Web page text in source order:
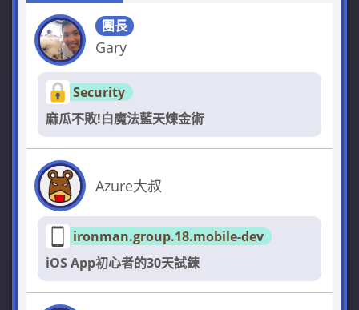
團長
Gary
Security
麻瓜不敗!白魔法藍天煉金術
Azure大叔
ironman.group.18.mobile-dev
iOS App初心者的30天試鍊